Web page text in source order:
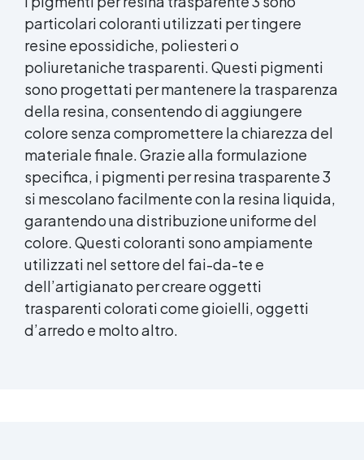
particolari coloranti utilizzati per tingere
resine epossidiche, poliesteri o
poliuretaniche trasparenti. Questi pigmenti
sono progettati per mantenere la trasparenza
della resina, consentendo di aggiungere
colore senza compromettere la chiarezza del
materiale finale. Grazie alla formulazione
specifica, i pigmenti perresina trasparente3
si mescolano facilmente con la resina liquida,
garantendo una distribuzione uniforme del
colore. Questi coloranti sono ampiamente
utilizzati nel settore del fai-da-te e
dell’artigianato per creare oggetti
trasparenti colorati come gioielli, oggetti
d’arredo e molto altro.